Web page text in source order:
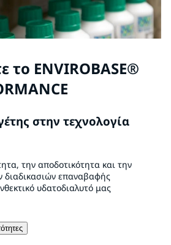
το ENVIROBASE®
στην τεχνολογία
την αποδοτικότητα και την
διαδικασιών επαναβαφής
υδατοδιαλυτό μας